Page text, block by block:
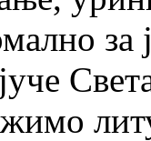
за